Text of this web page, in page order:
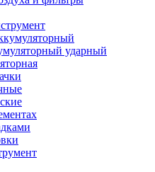
ударный